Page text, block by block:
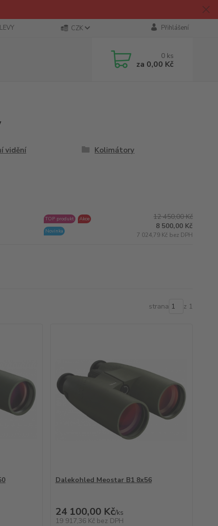
CZK Přihlášení
0 ks
za 0,00 Kč
vidění
Kolimátory
TOP produkt
Akce
Novinka
12 450,00 Kč
8 500,00 Kč
7 024,79 Kč bez DPH
strana z 1
Dalekohled Meostar B1 8x56
24 100,00 Kč/ks
19 917,36 Kč bez DPH